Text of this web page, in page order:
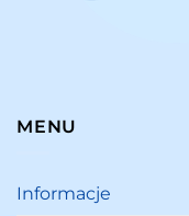
MENU
Informacje